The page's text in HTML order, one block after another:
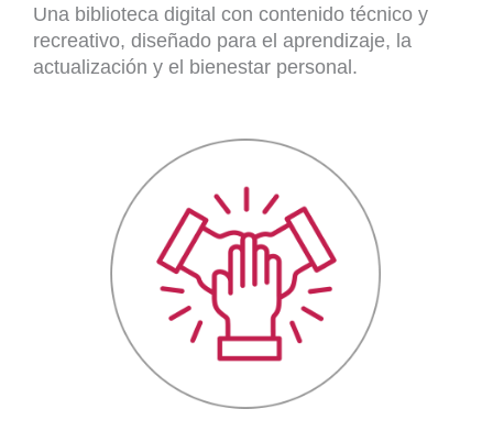
Una biblioteca digital con contenido técnico y
recreativo, diseñado para el aprendizaje, la
actualización y el bienestar personal.